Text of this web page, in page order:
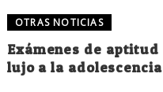
OTRAS NOTICIAS
Exámenes de
lujo a la adolescencia